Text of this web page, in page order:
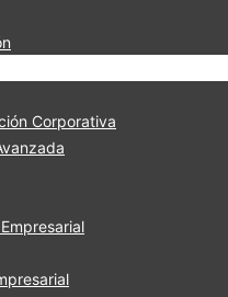
Corporativa